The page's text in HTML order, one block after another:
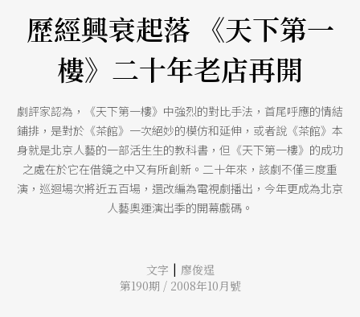
歷經興衰起落 《天下第一
樓》二十年老店再開
劇評家認為，《天下第一樓》中強烈的對比手法，首尾呼應的情結
鋪排，是對於《茶館》一次絕妙的模仿和延伸，或者說《茶館》本
身就是北京人藝的一部活生生的教科書，但《天下第一樓》的成功
之處在於它在借鏡之中又有所創新。二十年來，該劇不僅三度重
演，巡迴場次將近五百場，還改編為電視劇播出，今年更成為北京
人藝奧運演出季的開幕戲碼。
文字 | 廖俊逞
第190期 / 2008年10月號